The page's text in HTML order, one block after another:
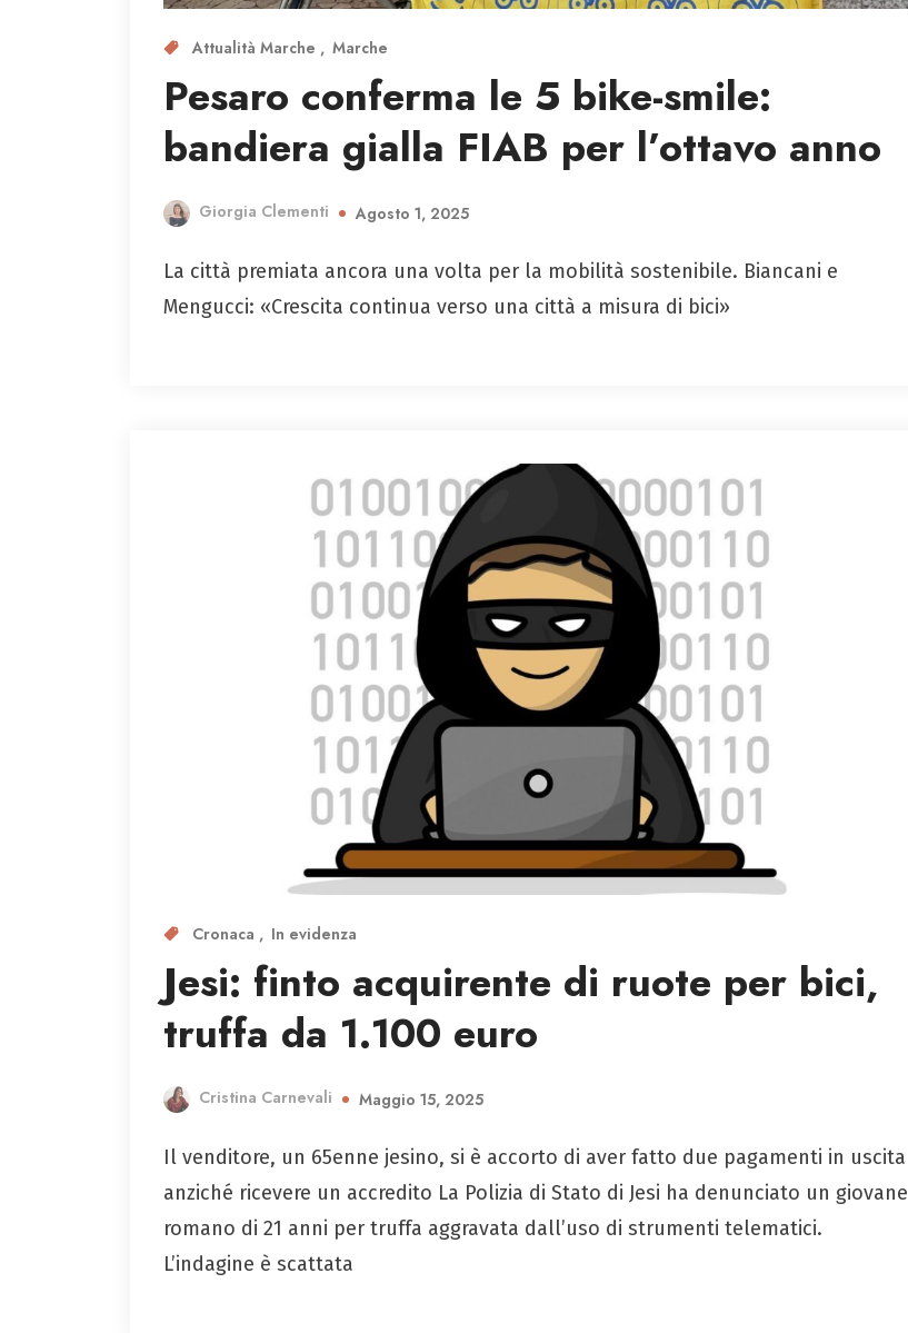
Attualità Marche Marche
Pesaro conferma le 5 bike-smile:
bandiera gialla FIAB per l’ottavo anno
Giorgia Clementi Agosto 1, 2025
La città premiata ancora una volta per la mobilità sostenibile. Biancani e
Mengucci: «Crescita continua verso una città a misura di bici»
Cronaca In evidenza
Jesi: finto acquirente di ruote per bici,
truffa da 1.100 euro
Cristina Carnevali Maggio 15, 2025
Il venditore, un 65enne jesino, si è accorto di aver fatto due pagamenti in uscita
anziché ricevere un accredito La Polizia di Stato di Jesi ha denunciato un giovane
romano di 21 anni per truffa aggravata dall’uso di strumenti telematici.
L’indagine è scattata